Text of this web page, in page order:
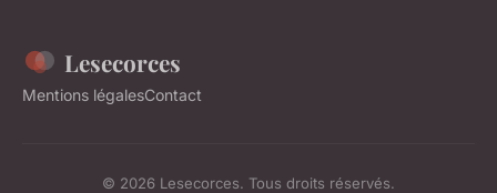
Lesecorces
Mentions légalesContact
© 2026 Lesecorces. Tous droits réservés.